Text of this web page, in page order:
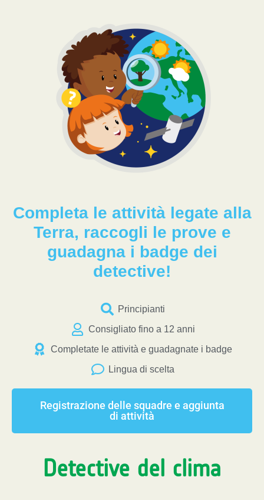
Completa le attività legate alla
Terra, raccogli le prove e
guadagna i badge dei
detective!
Principianti
Consigliato fino a 12 anni
Completate le attività e guadagnate i badge
Lingua di scelta
Registrazione delle squadre e aggiunta
di attività
Detective del clima